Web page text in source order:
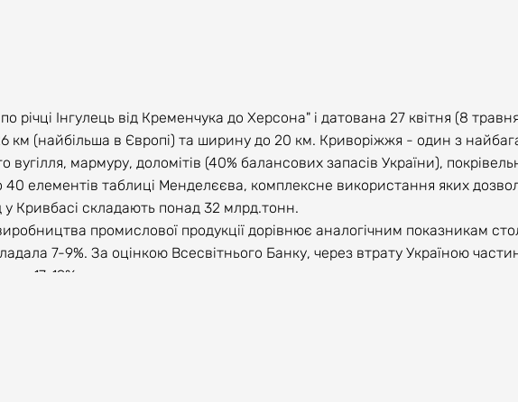
Інгулець від Кременчука до Херсона" і датована 27 квітня (8
км (найбільша в Європі) та ширину до 20 км. Криворіжжя - один з
мармуру, доломітів (40% балансових запасів України),
40 елементів таблиці Менделєєва, комплексне використання яких
у Кривбасі складають понад 32 млрд.тонн.
промислової продукції дорівнює аналогічним показникам
7-9%. За оцінкою Всесвітнього Банку, через втрату Україною
17-19%.
Рогу з боку міжнародних партнерів дозволяє впроваджувати
до співробітництва.